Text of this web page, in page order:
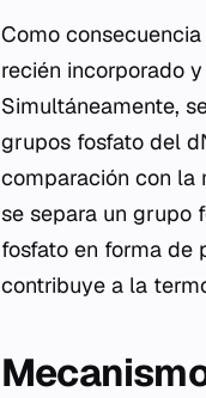
Como
recién incorporado
Simultáneamente,
grupos fosfato del
comparación con la
se separa un grupo
fosfato en forma de
contribuye a la